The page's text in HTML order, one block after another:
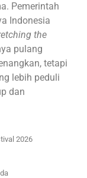
Pemerintah
Indonesia
the
pulang
tetapi
lebih peduli
dan
2026